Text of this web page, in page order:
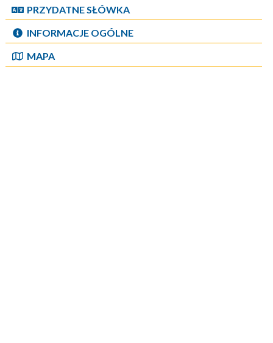
PRZYDATNE SŁÓWKA
INFORMACJE OGÓLNE
MAPA